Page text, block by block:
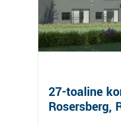
27-toaline
Rosersberg,